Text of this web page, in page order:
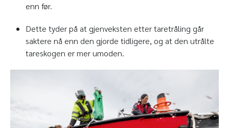
enn før.
Dette tyder på at gjenveksten etter taretråling går
saktere nå enn den gjorde tidligere, og at den utrålte
tareskogen er mer umoden.